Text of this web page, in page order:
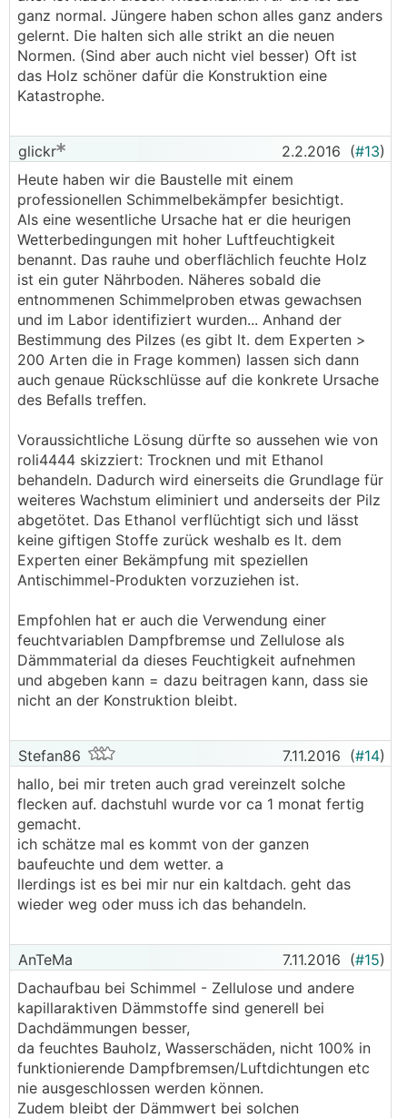
ganz normal. Jüngere haben schon alles ganz anders
gelernt. Die halten sich alle strikt an die neuen
Normen. (Sind aber auch nicht viel besser) Oft ist
das Holz schöner dafür die Konstruktion eine
Katastrophe.
glickr 2.2.2016 (#13)
Heute haben wir die Baustelle mit einem
professionellen Schimmelbekämpfer besichtigt.
Als eine wesentliche Ursache hat er die heurigen
Wetterbedingungen mit hoher Luftfeuchtigkeit
benannt. Das rauhe und oberflächlich feuchte Holz
ist ein guter Nährboden. Näheres sobald die
entnommenen Schimmelproben etwas gewachsen
und im Labor identifiziert wurden... Anhand der
Bestimmung des Pilzes (es gibt lt. dem Experten >
200 Arten die in Frage kommen) lassen sich dann
auch genaue Rückschlüsse auf die konkrete Ursache
des Befalls treffen.
Voraussichtliche Lösung dürfte so aussehen wie von
roli4444 skizziert: Trocknen und mit Ethanol
behandeln. Dadurch wird einerseits die Grundlage für
weiteres Wachstum eliminiert und anderseits der Pilz
abgetötet. Das Ethanol verflüchtigt sich und lässt
keine giftigen Stoffe zurück weshalb es lt. dem
Experten einer Bekämpfung mit speziellen
Antischimmel-Produkten vorzuziehen ist.
Empfohlen hat er auch die Verwendung einer
feuchtvariablen Dampfbremse und Zellulose als
Dämmmaterial da dieses Feuchtigkeit aufnehmen
und abgeben kann = dazu beitragen kann, dass sie
nicht an der Konstruktion bleibt.
Stefan86 7.11.2016 (#14)
hallo, bei mir treten auch grad vereinzelt solche
flecken auf. dachstuhl wurde vor ca 1 monat fertig
gemacht.
ich schätze mal es kommt von der ganzen
baufeuchte und dem wetter. a
llerdings ist es bei mir nur ein kaltdach. geht das
wieder weg oder muss ich das behandeln.
AnTeMa 7.11.2016 (#15)
Dachaufbau bei Schimmel - Zellulose und andere
kapillaraktiven Dämmstoffe sind generell bei
Dachdämmungen besser,
da feuchtes Bauholz, Wasserschäden, nicht 100% in
funktionierende Dampfbremsen/Luftdichtungen etc
nie ausgeschlossen werden können.
Zudem bleibt der Dämmwert bei solchen